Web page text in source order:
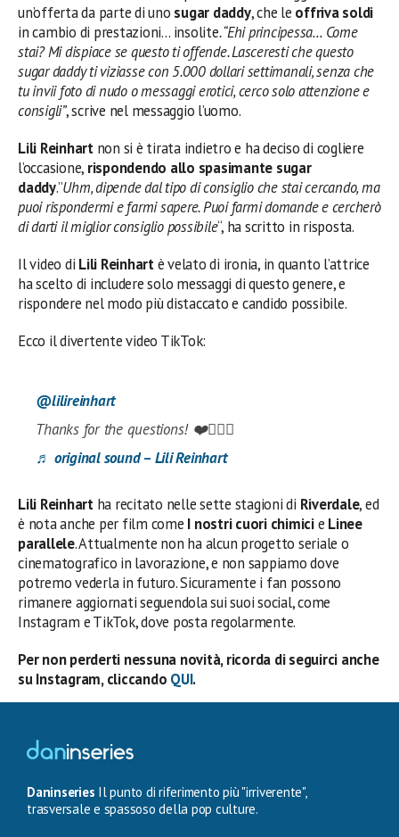
un’offerta da parte di uno sugar daddy, che le offriva soldi
in cambio di prestazioni… insolite. “Ehi principessa… Come
stai? Mi dispiace se questo ti offende. Lasceresti che questo
sugar daddy ti viziasse con 5.000 dollari settimanali, senza che
tu invii foto di nudo o messaggi erotici, cerco solo attenzione e
consigli”, scrive nel messaggio l’uomo.
Lili Reinhartnon si è tirata indietro e ha deciso di cogliere
l’occasione, rispondendo allo spasimante sugar
daddy.”Uhm, dipende dal tipo di consiglio che stai cercando, ma
puoi rispondermi e farmi sapere. Puoi farmi domande e cercherò
di darti il miglior consiglio possibile“, ha scritto in risposta.
Il video di Lili Reinhartè velato di ironia, in quanto l’attrice
ha scelto di includere solo messaggi di questo genere, e
rispondere nel modo più distaccato e candido possibile.
Ecco il divertente video TikTok:
@lilireinhart
Thanks for the questions! ❤️🙆🏼‍♀️
♬ original sound – Lili Reinhart
Lili Reinhartha recitato nelle sette stagioni di Riverdale, ed
è nota anche per film come I nostri cuori chimicie Linee
parallele. Attualmente non ha alcun progetto seriale o
cinematografico in lavorazione, e non sappiamo dove
potremo vederla in futuro. Sicuramente i fan possono
rimanere aggiornati seguendola sui suoi social, come
Instagram e TikTok, dove posta regolarmente.
Per non perderti nessuna novità, ricorda di seguirci anche
su Instagram, cliccando QUI.
Daninseries Il punto di riferimento più "irriverente",
trasversale e spassoso della pop culture.